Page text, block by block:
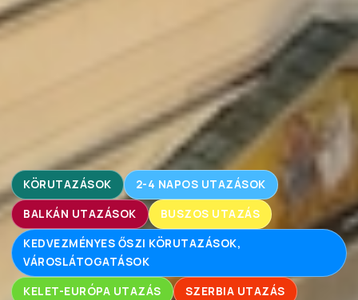
KÖRUTAZÁSOK 2-4 NAPOS UTAZÁSOK
BALKÁN UTAZÁSOK BUSZOS UTAZÁS
KEDVEZMÉNYES ŐSZI KÖRUTAZÁSOK,
VÁROSLÁTOGATÁSOK
KELET-EURÓPA UTAZÁS SZERBIA UTAZÁS